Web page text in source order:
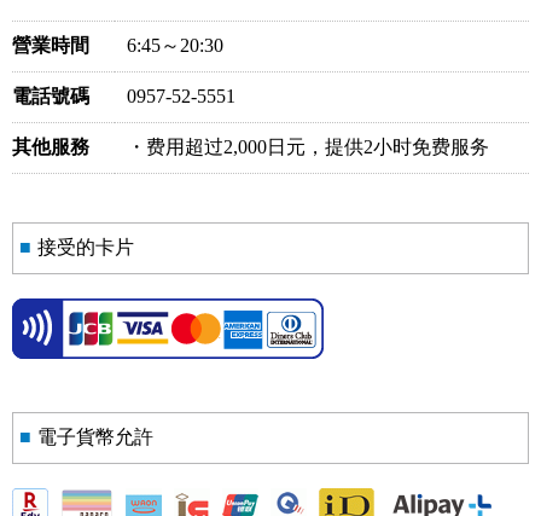
營業時間 6:45～20:30
電話號碼 0957-52-5551
其他服務 ・费用超过2,000日元，提供2小时免费服务
■ 接受的卡片
■ 電子貨幣允許